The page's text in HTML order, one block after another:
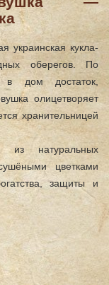
украинская кукла-
оберегов. По
дом достаток,
олицетворяет
хранительницей
из натуральных
цветками
защиты и